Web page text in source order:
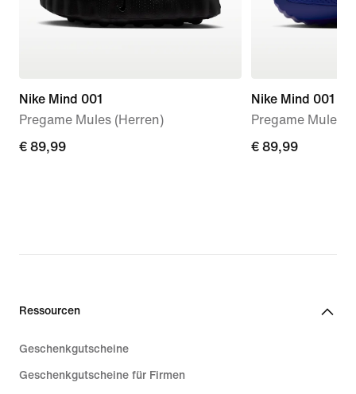
Nike Mind 001
Pregame Mules (Herren)
€ 89,99
€ 89,99
Nike Mind 001
Pregame Mule
€ 89,99
€ 89,99
Ressourcen
Geschenkgutscheine
Geschenkgutscheine für Firmen